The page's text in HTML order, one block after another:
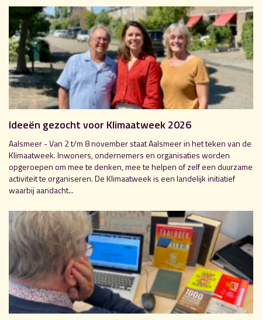
Ideeën gezocht voor Klimaatweek 2026
Aalsmeer - Van 2 t/m 8 november staat Aalsmeer in het teken van de
Klimaatweek. Inwoners, ondernemers en organisaties worden
opgeroepen om mee te denken, mee te helpen of zelf een duurzame
activiteit te organiseren. De Klimaatweek is een landelijk initiatief
waarbij aandacht...